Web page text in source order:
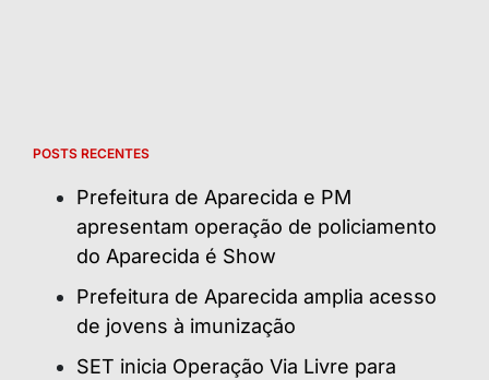
POSTS RECENTES
Prefeitura de Aparecida e PM
apresentam operação de policiamento
do Aparecida é Show
Prefeitura de Aparecida amplia acesso
de jovens à imunização
SET inicia Operação Via Livre para